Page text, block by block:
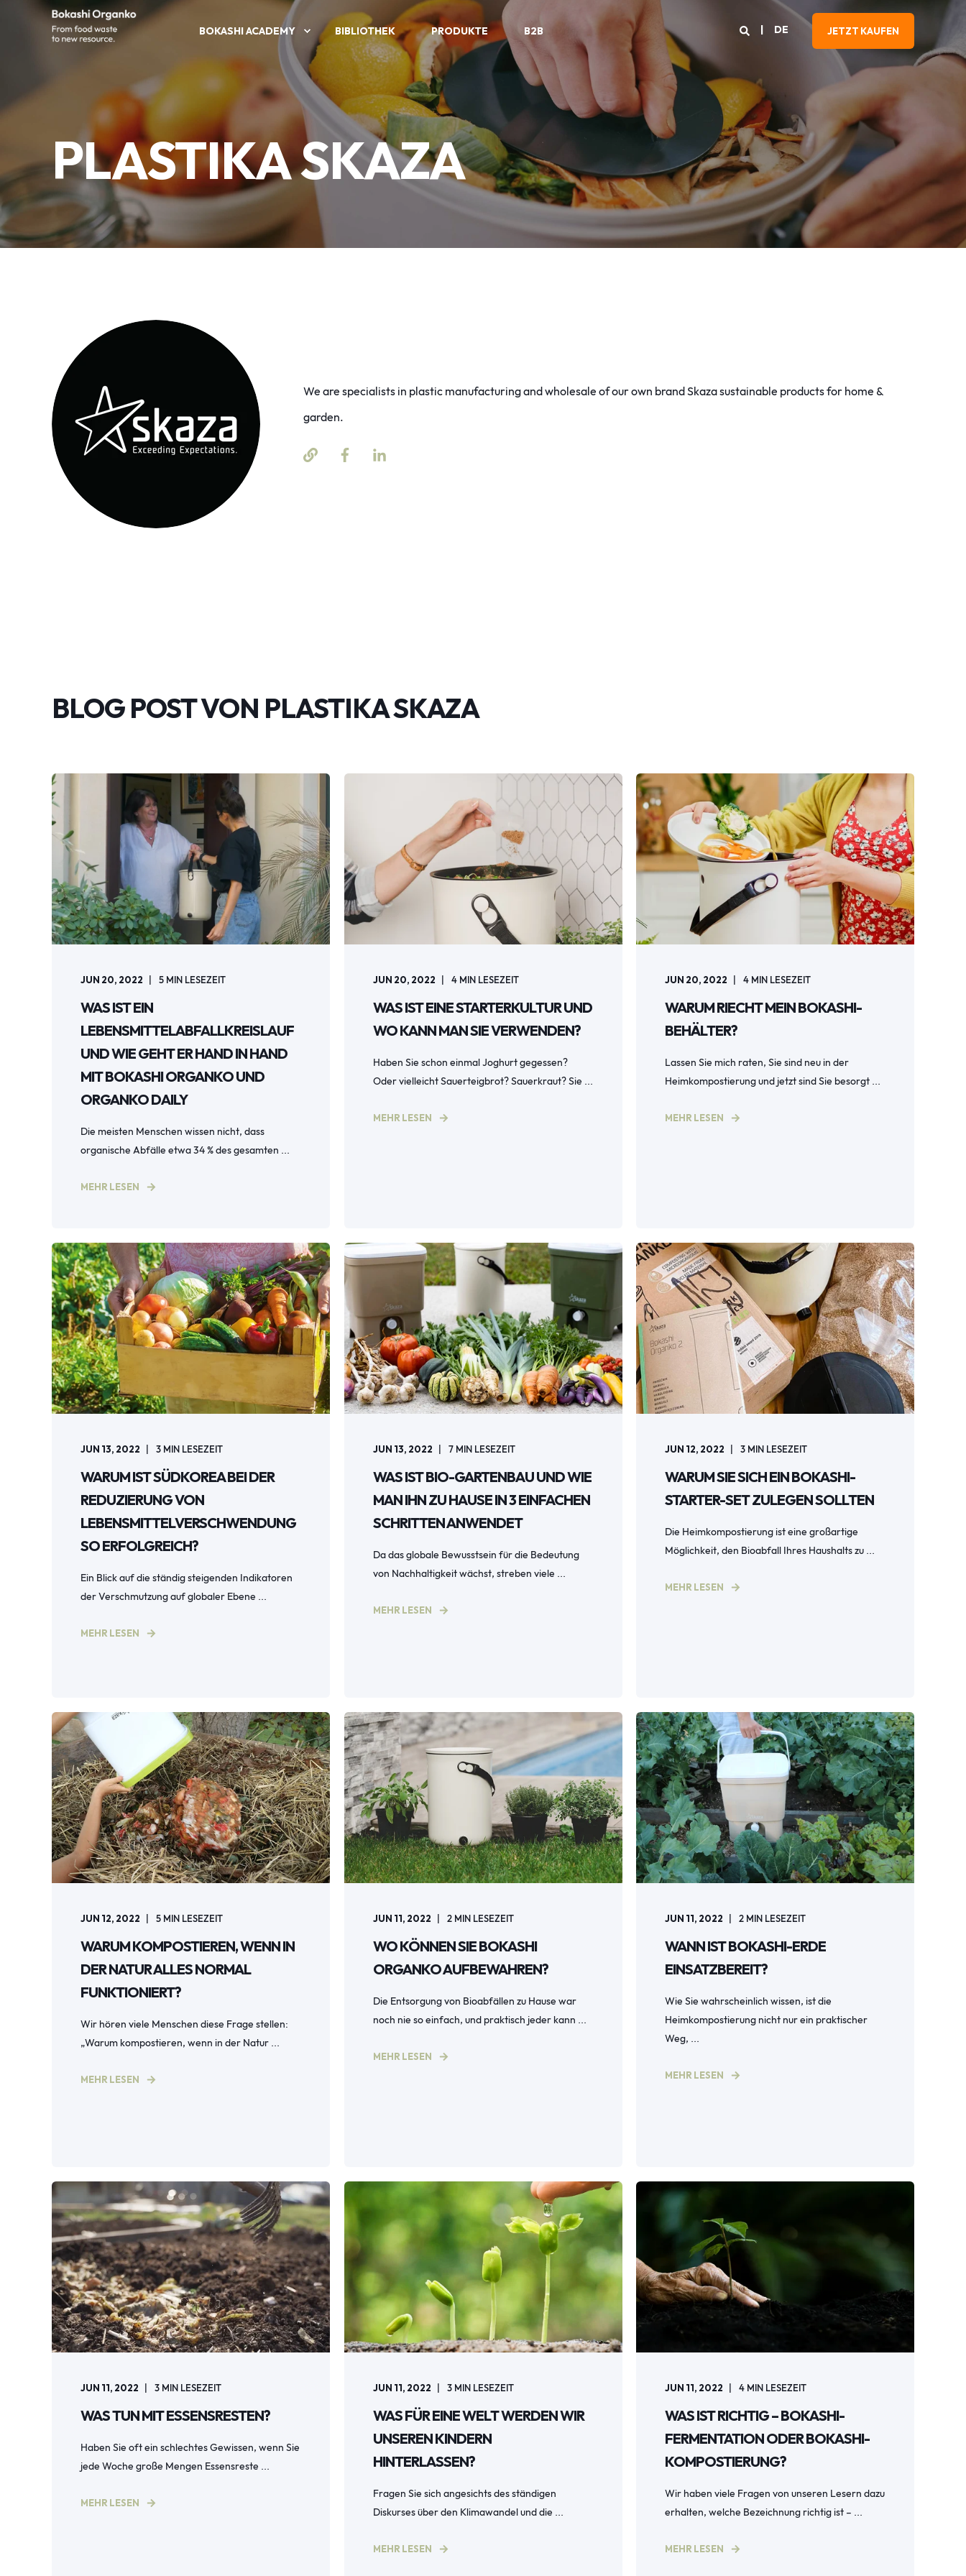
BOKASHI ACADEMY BIBLIOTHEK PRODUKTE B2B DE JETZT KAUFEN
PLASTIKA SKAZA
We are specialists in plastic manufacturing and wholesale of our own brand Skaza sustainable products for home &
garden.
BLOG POST VON PLASTIKA SKAZA
JUN 20, 2022 5 MIN LESEZEIT
WAS IST EIN
LEBENSMITTELABFALLKREISLAUF
UND WIE GEHT ER HAND IN HAND
MIT BOKASHI ORGANKO UND
ORGANKO DAILY
Die meisten Menschen wissen nicht, dass
organische Abfälle etwa 34 % des gesamten ...
MEHR LESEN
JUN 20, 2022 4 MIN LESEZEIT
WAS IST EINE STARTERKULTUR UND
WO KANN MAN SIE VERWENDEN?
Haben Sie schon einmal Joghurt gegessen?
Oder vielleicht Sauerteigbrot? Sauerkraut? Sie ...
MEHR LESEN
JUN 20, 2022 4 MIN LESEZEIT
WARUM RIECHT MEIN BOKASHI-
BEHÄLTER?
Lassen Sie mich raten, Sie sind neu in der
Heimkompostierung und jetzt sind Sie besorgt ...
MEHR LESEN
JUN 13, 2022 3 MIN LESEZEIT
WARUM IST SÜDKOREA BEI DER
REDUZIERUNG VON
LEBENSMITTELVERSCHWENDUNG
SO ERFOLGREICH?
Ein Blick auf die ständig steigenden Indikatoren
der Verschmutzung auf globaler Ebene ...
MEHR LESEN
JUN 13, 2022 7 MIN LESEZEIT
WAS IST BIO-GARTENBAU UND WIE
MAN IHN ZU HAUSE IN 3 EINFACHEN
SCHRITTEN ANWENDET
Da das globale Bewusstsein für die Bedeutung
von Nachhaltigkeit wächst, streben viele ...
MEHR LESEN
JUN 12, 2022 3 MIN LESEZEIT
WARUM SIE SICH EIN BOKASHI-
STARTER-SET ZULEGEN SOLLTEN
Die Heimkompostierung ist eine großartige
Möglichkeit, den Bioabfall Ihres Haushalts zu ...
MEHR LESEN
JUN 12, 2022 5 MIN LESEZEIT
WARUM KOMPOSTIEREN, WENN IN
DER NATUR ALLES NORMAL
FUNKTIONIERT?
Wir hören viele Menschen diese Frage stellen:
„Warum kompostieren, wenn in der Natur ...
MEHR LESEN
JUN 11, 2022 2 MIN LESEZEIT
WO KÖNNEN SIE BOKASHI
ORGANKO AUFBEWAHREN?
Die Entsorgung von Bioabfällen zu Hause war
noch nie so einfach, und praktisch jeder kann ...
MEHR LESEN
JUN 11, 2022 2 MIN LESEZEIT
WANN IST BOKASHI-ERDE
EINSATZBEREIT?
Wie Sie wahrscheinlich wissen, ist die
Heimkompostierung nicht nur ein praktischer
Weg, ...
MEHR LESEN
JUN 11, 2022 3 MIN LESEZEIT
WAS TUN MIT ESSENSRESTEN?
Haben Sie oft ein schlechtes Gewissen, wenn Sie
jede Woche große Mengen Essensreste ...
MEHR LESEN
JUN 11, 2022 3 MIN LESEZEIT
WAS FÜR EINE WELT WERDEN WIR
UNSEREN KINDERN
HINTERLASSEN?
Fragen Sie sich angesichts des ständigen
Diskurses über den Klimawandel und die ...
MEHR LESEN
JUN 11, 2022 4 MIN LESEZEIT
WAS IST RICHTIG – BOKASHI-
FERMENTATION ODER BOKASHI-
KOMPOSTIERUNG?
Wir haben viele Fragen von unseren Lesern dazu
erhalten, welche Bezeichnung richtig ist – ...
MEHR LESEN